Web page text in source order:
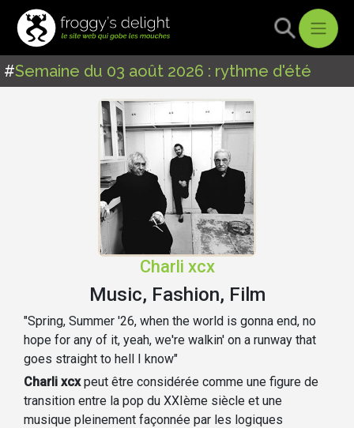
#Semaine du 03 août 2026 : rythme d'été
Charli xcx
Music, Fashion, Film
"Spring, Summer '26, when the world is gonna end, no
hope for any of it, yeah, we're walkin' on a runway that
goes straight to hell I know"
Charli xcxpeut être considérée comme une figure de
transition entre la pop du XXIème siècle et une
musique pleinement façonnée par les logiques